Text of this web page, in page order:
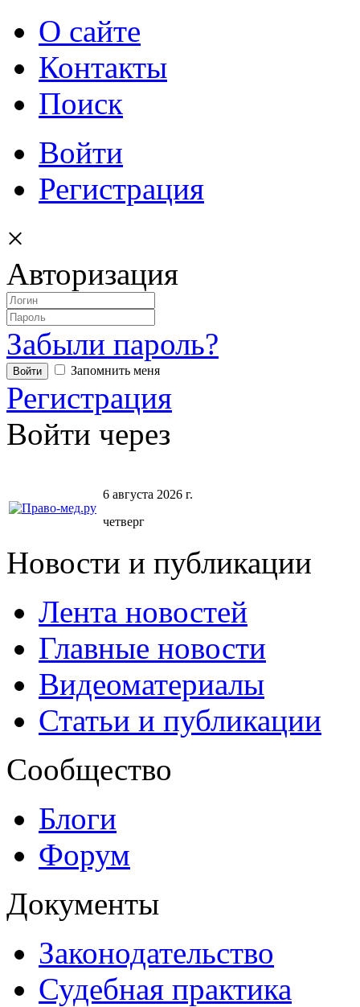
О сайте
Контакты
Поиск
Войти
Регистрация
×
Авторизация
Забыли пароль?
Запомнить меня
Регистрация
Войти через
6 августа 2026 г.
четверг
Новости и публикации
Лента новостей
Главные новости
Видеоматериалы
Статьи и публикации
Сообщество
Блоги
Форум
Документы
Законодательство
Судебная практика